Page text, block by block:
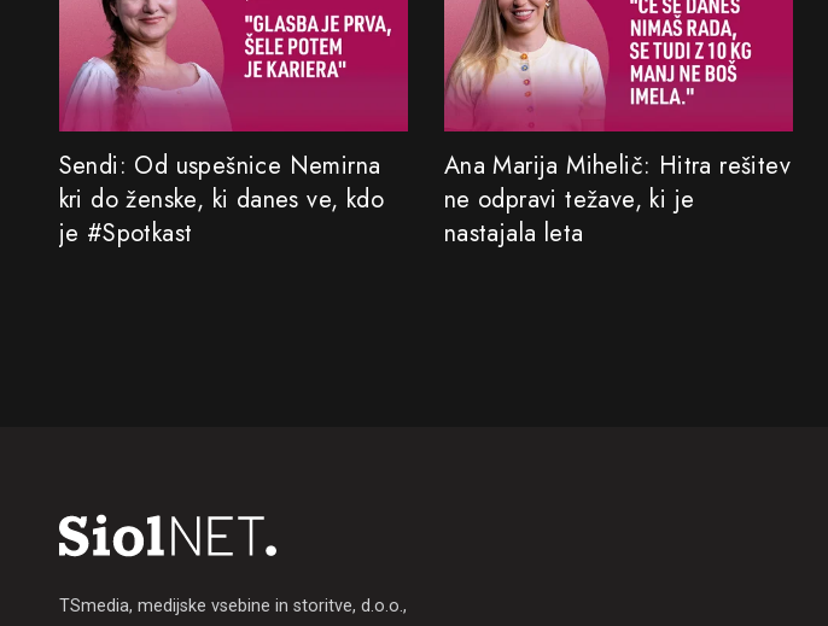
Sendi: Od uspešnice Nemirna
kri do ženske, ki danes ve, kdo
je #Spotkast
Ana Marija Mihelič: Hitra rešitev
ne odpravi težave, ki je
nastajala leta
TSmedia, medijske vsebine in storitve, d.o.o.,